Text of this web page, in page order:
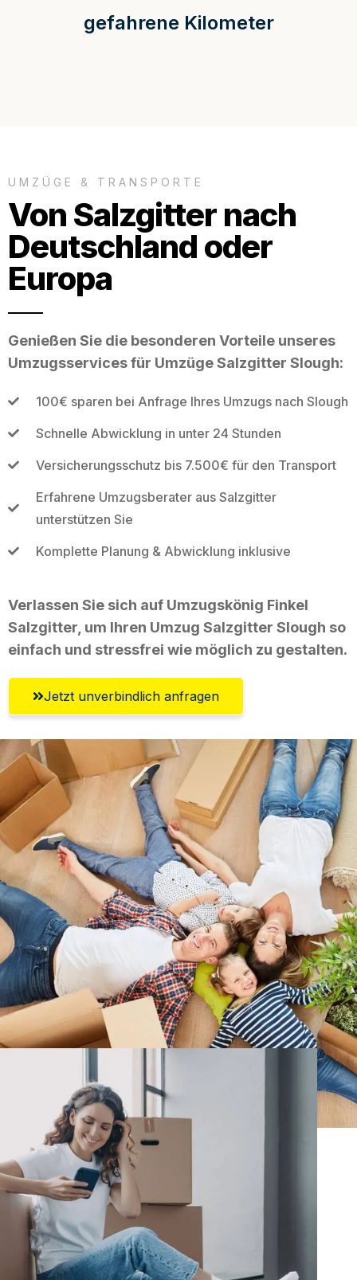
gefahrene Kilometer
UMZÜGE & TRANSPORTE
Von Salzgitter nach
Deutschland oder
Europa
Genießen Sie die besonderen Vorteile unseres
Umzugsservices für Umzüge Salzgitter Slough:
100€ sparen bei Anfrage Ihres Umzugs nach Slough
Schnelle Abwicklung in unter 24 Stunden
Versicherungsschutz bis 7.500€ für den Transport
Erfahrene Umzugsberater aus Salzgitter
unterstützen Sie
Komplette Planung & Abwicklung inklusive
Verlassen Sie sich auf Umzugskönig Finkel
Salzgitter, um Ihren Umzug Salzgitter Slough so
einfach und stressfrei wie möglich zu gestalten.
Jetzt unverbindlich anfragen